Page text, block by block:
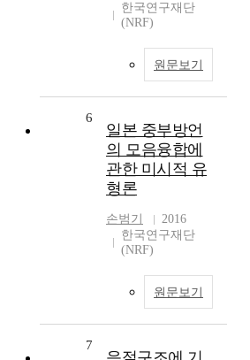
한국연구재단
(NRF)
원문보기
6
일본 중부방언
의 모음융합에
관한 미시적 유
형론
손범기
2016
한국연구재단
(NRF)
원문보기
7